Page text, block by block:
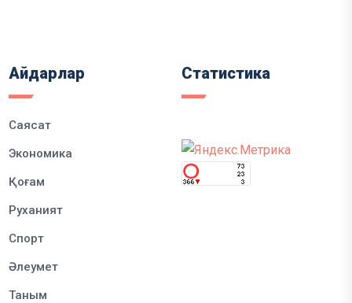
Айдарлар
Саясат
Экономика
Қоғам
Руханият
Спорт
Әлеумет
Таным
Статистика